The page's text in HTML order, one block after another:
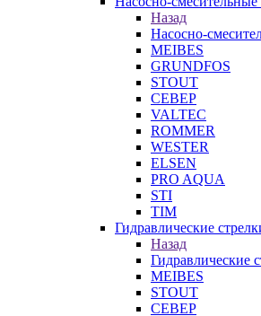
Назад
Насосно-
MEIBES
GRUNDFOS
STOUT
СЕВЕР
VALTEC
ROMMER
WESTER
ELSEN
PRO AQUA
STI
TIM
Гидравлические
Назад
Гидравлические
MEIBES
STOUT
СЕВЕР